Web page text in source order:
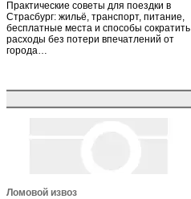
Практические советы для поездки в
Страсбург: жильё, транспорт, питание,
бесплатные места и способы сократить
расходы без потери впечатлений от
города…
Ломовой извоз